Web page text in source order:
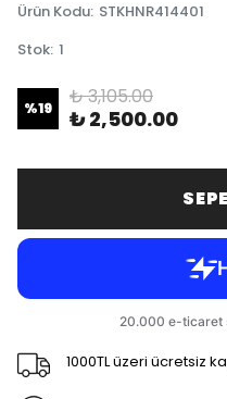
Ürün Kodu: STKHNR414401
Stok: 1
%19 ₺ 3,105.00
₺ 2,500.00
1000TL üzeri ücretsiz